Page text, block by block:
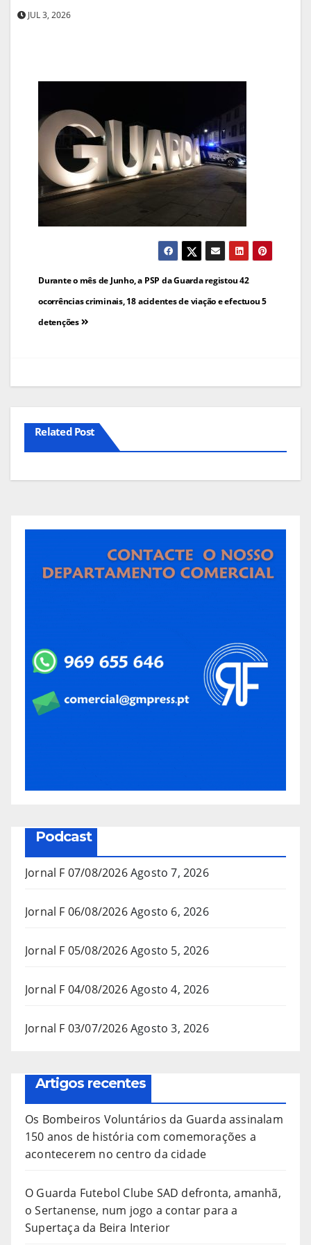
JUL 3, 2026
Navegação
de
artigos
Durante o mês de Junho, a PSP da Guarda registou 42
ocorrências criminais, 18 acidentes de viação e efectuou 5
detenções
Related Post
Podcast
Jornal F 07/08/2026Agosto 7, 2026
Jornal F 06/08/2026Agosto 6, 2026
Jornal F 05/08/2026Agosto 5, 2026
Jornal F 04/08/2026Agosto 4, 2026
Jornal F 03/07/2026Agosto 3, 2026
Artigos recentes
Os Bombeiros Voluntários da Guarda assinalam
150 anos de história com comemorações a
acontecerem no centro da cidade
O Guarda Futebol Clube SAD defronta, amanhã,
o Sertanense, num jogo a contar para a
Supertaça da Beira Interior